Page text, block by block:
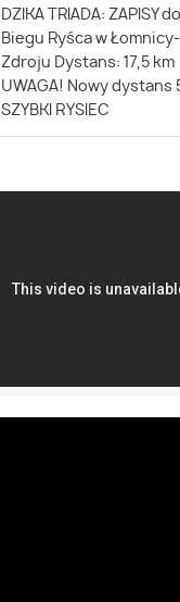
DZIKA TRIADA: ZAPISY do
Biegu Ryśca w Łomnicy-
Zdroju Dystans: 17,5 km
UWAGA! Nowy dystans
SZYBKI RYSIEC